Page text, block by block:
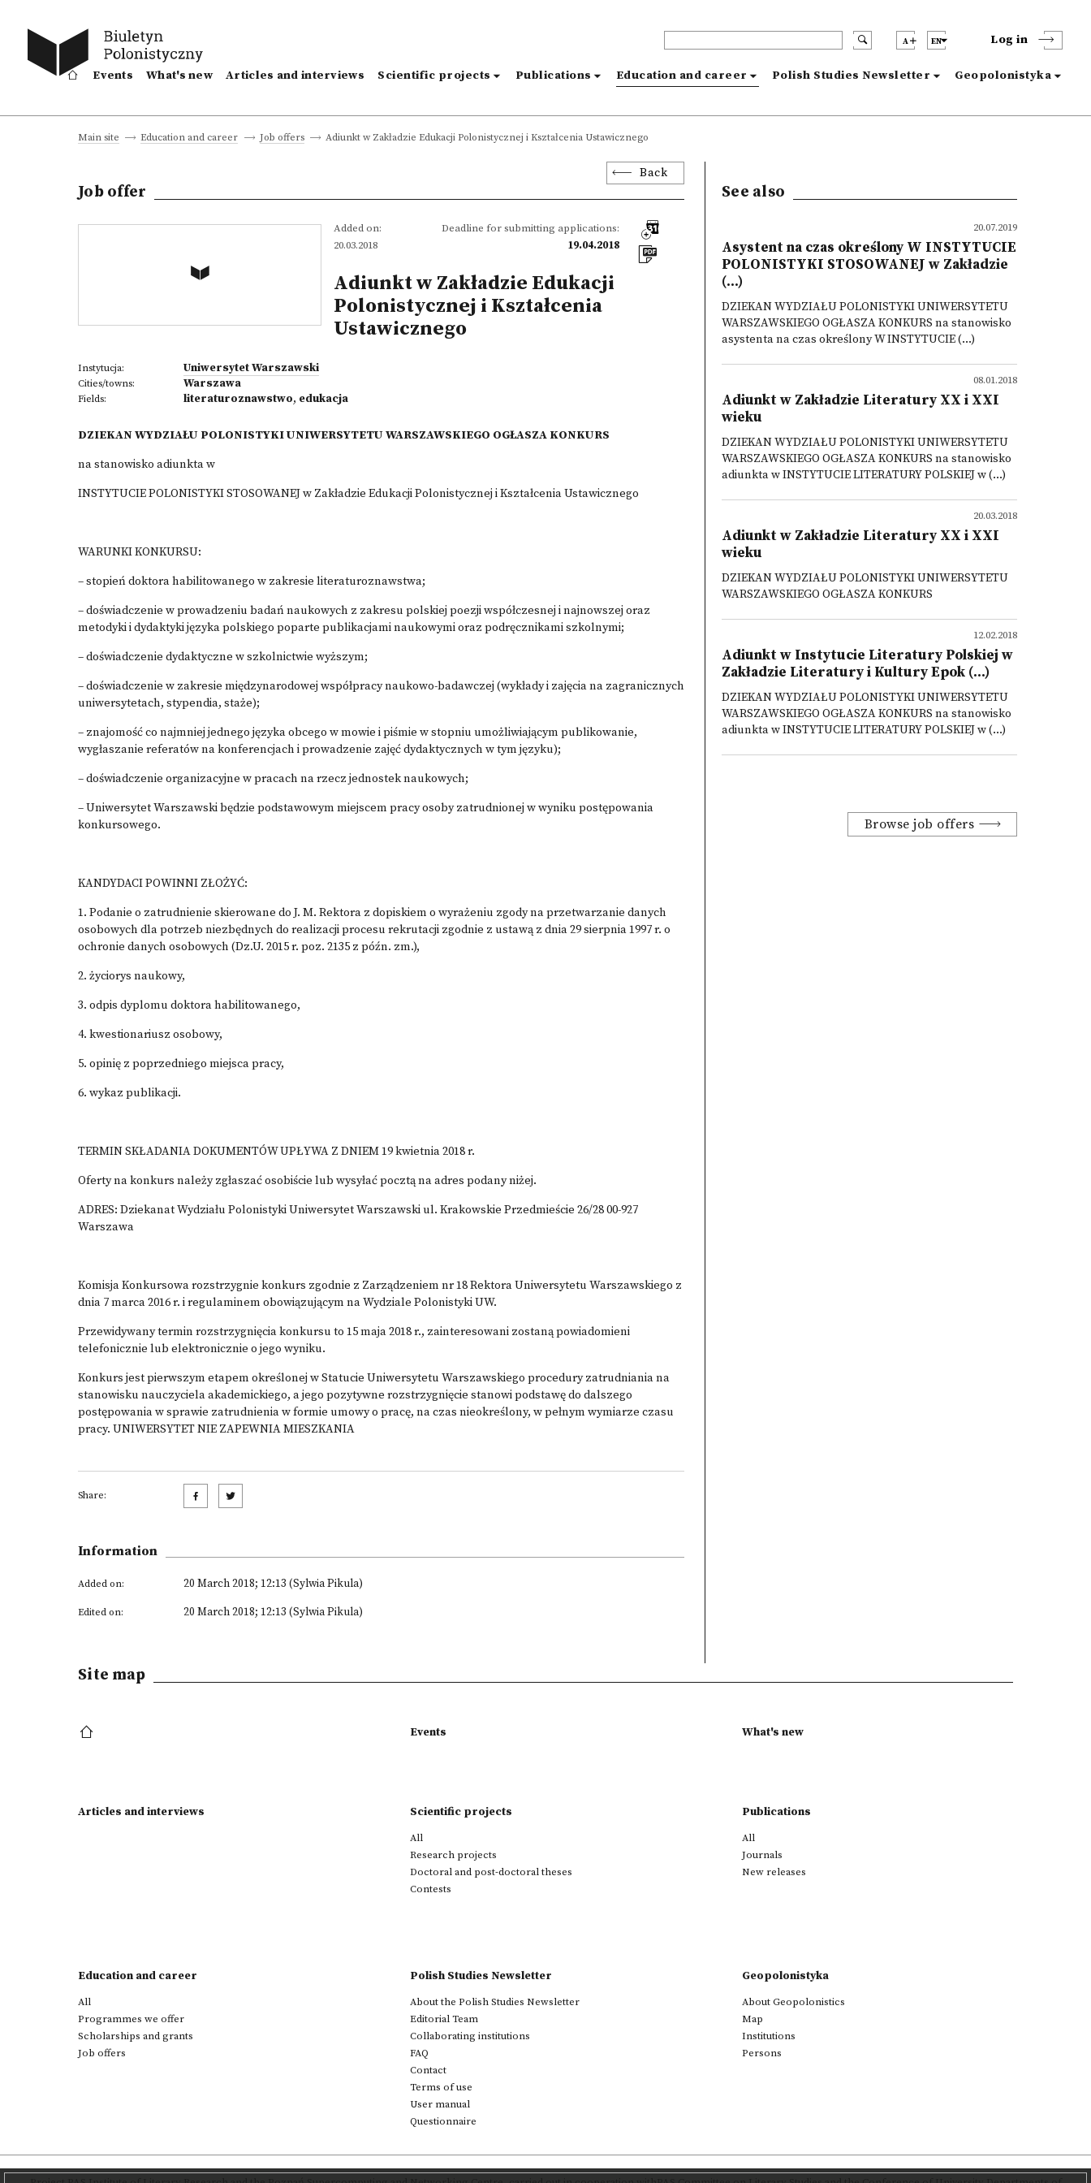
A EN Log in
Events What's new Articles and interviews Scientific projects Publications Education and career Polish Studies Newsletter Geopolonistyka
Main site Education and career Job offers Adiunkt w Zakładzie Edukacji Polonistycznej i Kształcenia Ustawicznego
Back
Job offer
Added on:
20.03.2018
Deadline for submitting applications:
19.04.2018
Adiunkt w Zakładzie Edukacji
Polonistycznej i Kształcenia
Ustawicznego
Instytucja: Uniwersytet Warszawski
Cities/towns: Warszawa
Fields: literaturoznawstwo, edukacja
DZIEKAN WYDZIAŁU POLONISTYKI UNIWERSYTETU WARSZAWSKIEGO OGŁASZA KONKURS
na stanowisko adiunkta w
INSTYTUCIE POLONISTYKI STOSOWANEJ w Zakładzie Edukacji Polonistycznej i Kształcenia Ustawicznego
WARUNKI KONKURSU:
– stopień doktora habilitowanego w zakresie literaturoznawstwa;
– doświadczenie w prowadzeniu badań naukowych z zakresu polskiej poezji współczesnej i najnowszej oraz
metodyki i dydaktyki języka polskiego poparte publikacjami naukowymi oraz podręcznikami szkolnymi;
– doświadczenie dydaktyczne w szkolnictwie wyższym;
– doświadczenie w zakresie międzynarodowej współpracy naukowo-badawczej (wykłady i zajęcia na zagranicznych
uniwersytetach, stypendia, staże);
– znajomość co najmniej jednego języka obcego w mowie i piśmie w stopniu umożliwiającym publikowanie,
wygłaszanie referatów na konferencjach i prowadzenie zajęć dydaktycznych w tym języku);
– doświadczenie organizacyjne w pracach na rzecz jednostek naukowych;
– Uniwersytet Warszawski będzie podstawowym miejscem pracy osoby zatrudnionej w wyniku postępowania
konkursowego.
KANDYDACI POWINNI ZŁOŻYĆ:
1. Podanie o zatrudnienie skierowane do J. M. Rektora z dopiskiem o wyrażeniu zgody na przetwarzanie danych
osobowych dla potrzeb niezbędnych do realizacji procesu rekrutacji zgodnie z ustawą z dnia 29 sierpnia 1997 r. o
ochronie danych osobowych (Dz.U. 2015 r. poz. 2135 z późn. zm.),
2. życiorys naukowy,
3. odpis dyplomu doktora habilitowanego,
4. kwestionariusz osobowy,
5. opinię z poprzedniego miejsca pracy,
6. wykaz publikacji.
TERMIN SKŁADANIA DOKUMENTÓW UPŁYWA Z DNIEM 19 kwietnia 2018 r.
Oferty na konkurs należy zgłaszać osobiście lub wysyłać pocztą na adres podany niżej.
ADRES: Dziekanat Wydziału Polonistyki Uniwersytet Warszawski ul. Krakowskie Przedmieście 26/28 00-927
Warszawa
Komisja Konkursowa rozstrzygnie konkurs zgodnie z Zarządzeniem nr 18 Rektora Uniwersytetu Warszawskiego z
dnia 7 marca 2016 r. i regulaminem obowiązującym na Wydziale Polonistyki UW.
Przewidywany termin rozstrzygnięcia konkursu to 15 maja 2018 r., zainteresowani zostaną powiadomieni
telefonicznie lub elektronicznie o jego wyniku.
Konkurs jest pierwszym etapem określonej w Statucie Uniwersytetu Warszawskiego procedury zatrudniania na
stanowisku nauczyciela akademickiego, a jego pozytywne rozstrzygnięcie stanowi podstawę do dalszego
postępowania w sprawie zatrudnienia w formie umowy o pracę, na czas nieokreślony, w pełnym wymiarze czasu
pracy. UNIWERSYTET NIE ZAPEWNIA MIESZKANIA
Share:
Information
Added on: 20 March 2018; 12:13 (Sylwia Pikula)
Edited on: 20 March 2018; 12:13 (Sylwia Pikula)
See also
20.07.2019
Asystent na czas określony W INSTYTUCIE
POLONISTYKI STOSOWANEJ w Zakładzie
(...)
DZIEKAN WYDZIAŁU POLONISTYKI UNIWERSYTETU
WARSZAWSKIEGO OGŁASZA KONKURS na stanowisko
asystenta na czas określony W INSTYTUCIE (...)
08.01.2018
Adiunkt w Zakładzie Literatury XX i XXI
wieku
DZIEKAN WYDZIAŁU POLONISTYKI UNIWERSYTETU
WARSZAWSKIEGO OGŁASZA KONKURS na stanowisko
adiunkta w INSTYTUCIE LITERATURY POLSKIEJ w (...)
20.03.2018
Adiunkt w Zakładzie Literatury XX i XXI
wieku
DZIEKAN WYDZIAŁU POLONISTYKI UNIWERSYTETU
WARSZAWSKIEGO OGŁASZA KONKURS
12.02.2018
Adiunkt w Instytucie Literatury Polskiej w
Zakładzie Literatury i Kultury Epok (...)
DZIEKAN WYDZIAŁU POLONISTYKI UNIWERSYTETU
WARSZAWSKIEGO OGŁASZA KONKURS na stanowisko
adiunkta w INSTYTUCIE LITERATURY POLSKIEJ w (...)
Browse job offers
Site map
Events What's new
Articles and interviews Scientific projects
All
Research projects
Doctoral and post-doctoral theses
Contests
Publications
All
Journals
New releases
Education and career
All
Programmes we offer
Scholarships and grants
Job offers
Polish Studies Newsletter
About the Polish Studies Newsletter
Editorial Team
Collaborating institutions
FAQ
Contact
Terms of use
User manual
Questionnaire
Geopolonistyka
About Geopolonistics
Map
Institutions
Persons